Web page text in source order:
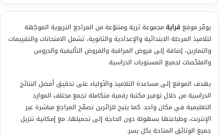
يوفّر موقع قرايةمجموعة ثرية ومتنوّعة من المراجع التربوية الموجّهة
لتلاميذ المرحلة الابتدائية والإعدادية والثانوية، تشمل الامتحانات والتقييمات
والتمارين، إضافة إلى فروض المراقبة والفروض التأليفية والدروس
والملخّصات لجميع المستويات الدراسية.
يهدف الموقع إلى مساعدة التلاميذ والأولياء على تحقيق أفضل النتائج
الدراسية من خلال توفير مكتبة رقمية متكاملة تجمع مختلف الموارد
التعليمية في مكان واحد. كما يتيح للزائرين تصفّح المراجع مباشرة عبر
الإنترنت، وطباعتها بسهولة دون الحاجة إلى تحميلها، مع إمكانية تنزيل
جميع الوثائق المتاحة بكل يسر.